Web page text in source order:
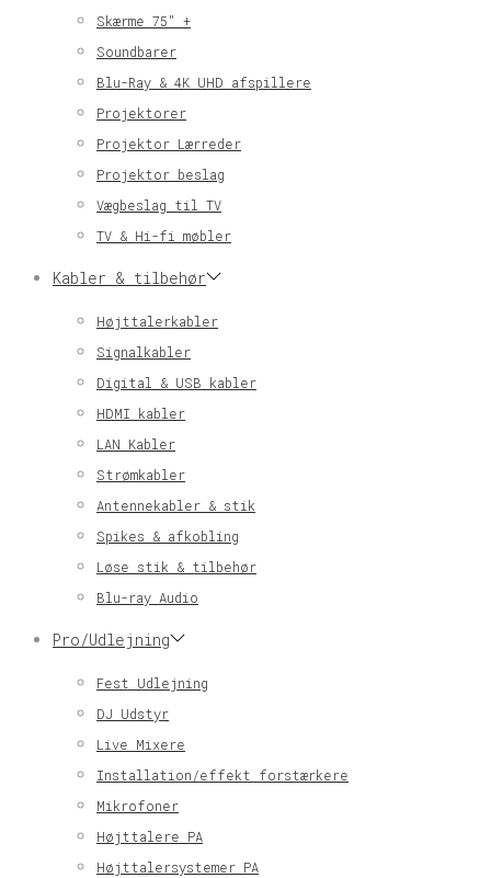
Skærme 75″ +
Soundbarer
Blu-Ray & 4K UHD afspillere
Projektorer
Projektor Lærreder
Projektor beslag
Vægbeslag til TV
TV & Hi-fi møbler
Kabler & tilbehør
Højttalerkabler
Signalkabler
Digital & USB kabler
HDMI kabler
LAN Kabler
Strømkabler
Antennekabler & stik
Spikes & afkobling
Løse stik & tilbehør
Blu-ray Audio
Pro/Udlejning
Fest Udlejning
DJ Udstyr
Live Mixere
Installation/effekt forstærkere
Mikrofoner
Højttalere PA
Højttalersystemer PA